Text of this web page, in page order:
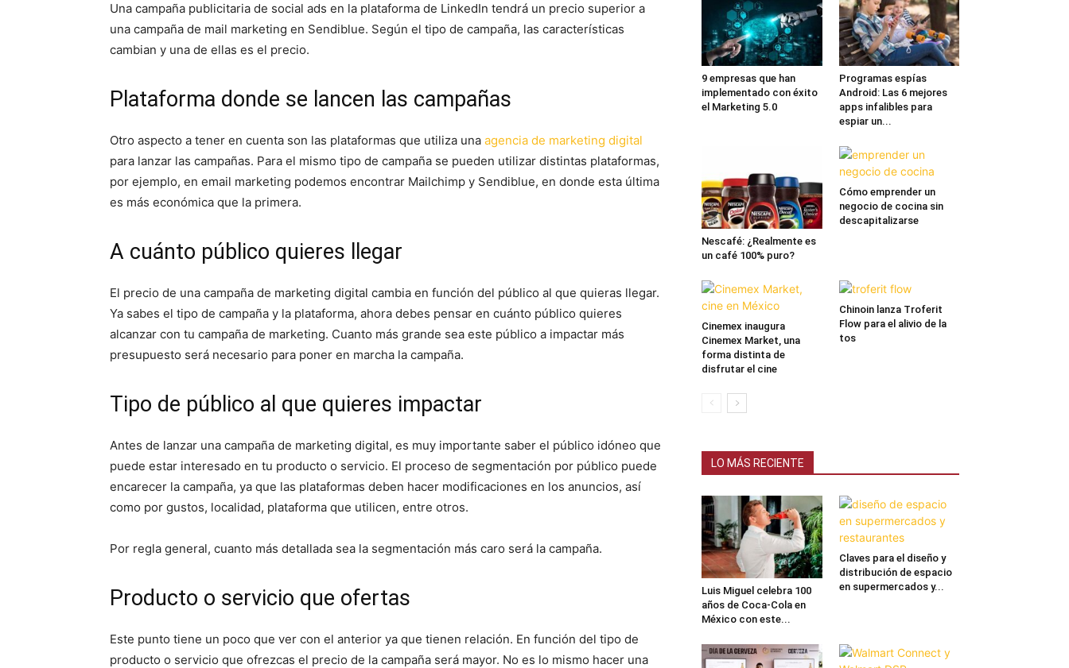
Una campaña publicitaria de social ads en la plataforma de LinkedIn tendrá un precio superior a
una campaña de mail marketing en Sendiblue. Según el tipo de campaña, las características
cambian y una de ellas es el precio.
Plataforma donde se lancen las campañas
Otro aspecto a tener en cuenta son las plataformas que utiliza una agencia de marketing digital
para lanzar las campañas. Para el mismo tipo de campaña se pueden utilizar distintas plataformas,
por ejemplo, en email marketing podemos encontrar Mailchimp y Sendiblue, en donde esta última
es más económica que la primera.
A cuánto público quieres llegar
El precio de una campaña de marketing digital cambia en función del público al que quieras llegar.
Ya sabes el tipo de campaña y la plataforma, ahora debes pensar en cuánto público quieres
alcanzar con tu campaña de marketing. Cuanto más grande sea este público a impactar más
presupuesto será necesario para poner en marcha la campaña.
Tipo de público al que quieres impactar
Antes de lanzar una campaña de marketing digital, es muy importante saber el público idóneo que
puede estar interesado en tu producto o servicio. El proceso de segmentación por público puede
encarecer la campaña, ya que las plataformas deben hacer modificaciones en los anuncios, así
como por gustos, localidad, plataforma que utilicen, entre otros.
Por regla general, cuanto más detallada sea la segmentación más caro será la campaña.
Producto o servicio que ofertas
Este punto tiene un poco que ver con el anterior ya que tienen relación. En función del tipo de
producto o servicio que ofrezcas el precio de la campaña será mayor. No es lo mismo hacer una
9 empresas que han
implementado con éxito
el Marketing 5.0
Programas espías
Android: Las 6 mejores
apps infalibles para
espiar un...
Nescafé: ¿Realmente es
un café 100% puro?
Cómo emprender un
negocio de cocina sin
descapitalizarse
Cinemex inaugura
Cinemex Market, una
forma distinta de
disfrutar el cine
Chinoin lanza Troferit
Flow para el alivio de la
tos
LO MÁS RECIENTE
Luis Miguel celebra 100
años de Coca-Cola en
México con este...
Claves para el diseño y
distribución de espacio
en supermercados y...